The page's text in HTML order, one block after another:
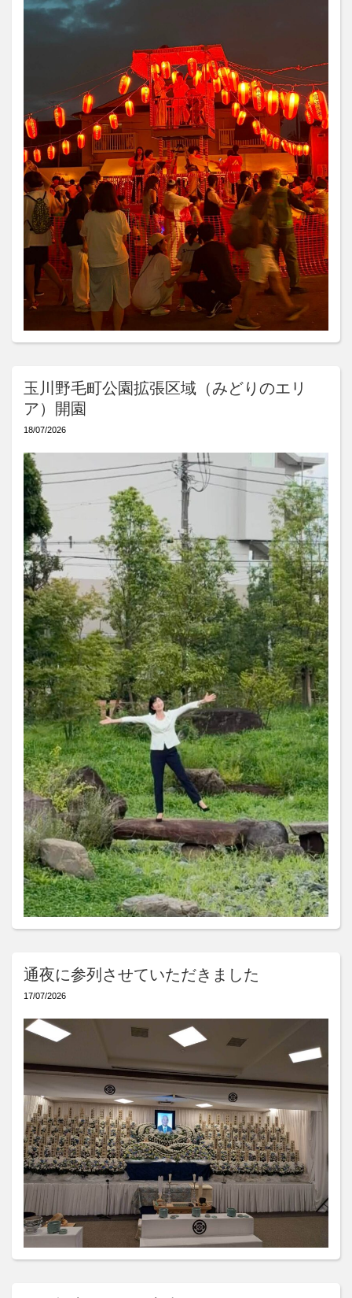
玉川野毛町公園拡張区域（みどりのエリ
ア）開園
18/07/2026
通夜に参列させていただきました
17/07/2026